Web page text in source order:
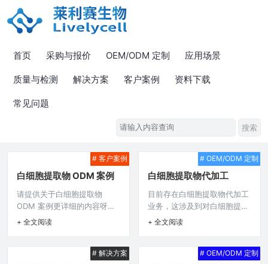
首页 采购与报价 OEM/ODM 定制 应用场景
质量与检测 解决方案 客户案例 资料下载
常见问题
# 客户案例
白细胞提取物 ODM 案例
请提供关于白细胞提取物
ODM 案例更详细的内容呀，
比如涉及的企业、具体产品研
等方面信息，这样我才能生成
+ 全文阅读
# OEM/ODM 定制
白细胞提取物代加工
目前存在白细胞提取物代加工
业务，这涉及到对白细胞提取
物相关产品的生产操作，可能
加工需要遵循严格的规范和标
+ 全文阅读
# 解决方案 # OEM/ODM 定制